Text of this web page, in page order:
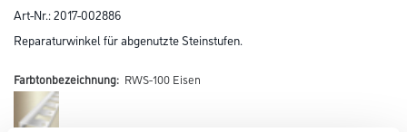
Art-Nr.:2017-002886
Reparaturwinkel für abgenutzte Steinstufen.
Farbtonbezeichnung: RWS-100 Eisen